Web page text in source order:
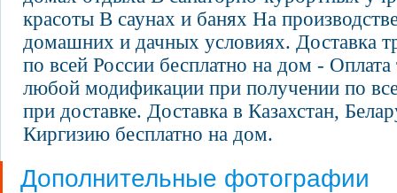
красоты В саунах и банях На
домашних и дачных условиях. Доставка
по всей России бесплатно на дом -
любой модификации при получении по
при доставке. Доставка в Казахстан,
Киргизию бесплатно на дом.
Дополнительные фотографии